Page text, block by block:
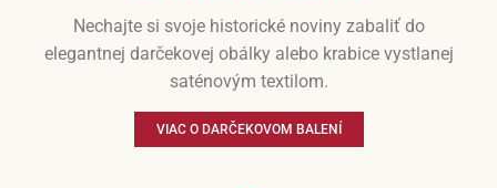
Nechajte si svoje historické noviny zabaliť do
elegantnej darčekovej obálky alebo krabice vystlanej
saténovým textilom.
VIAC O DARČEKOVOM BALENÍ